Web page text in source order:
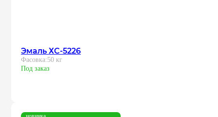
Эмаль ХС-5226
Фасовка:50 кг
Под заказ